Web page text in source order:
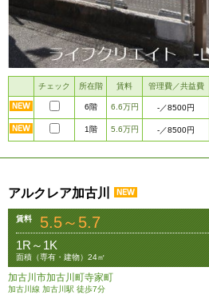
チェック 所在階 賃料 管理費／共益費
6階 6.6万円 -／8500円
1階 5.6万円 -／8500円
アルクレア加古川
賃料 5.5～5.7
1R～1K
面積（専有・建物）24㎡
加古川市加古川町寺家町
加古川線 加古川駅 徒歩7分